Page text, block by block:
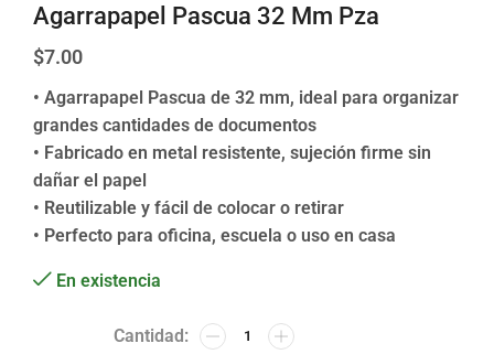
Agarrapapel Pascua 32 Mm Pza
$7.00
• Agarrapapel Pascua de 32 mm, ideal para organizar
grandes cantidades de documentos
• Fabricado en metal resistente, sujeción firme sin
dañar el papel
• Reutilizable y fácil de colocar o retirar
• Perfecto para oficina, escuela o uso en casa
En existencia